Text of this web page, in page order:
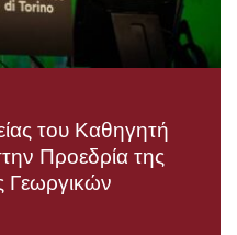
του Καθηγητή
Προεδρία της
Γεωργικών